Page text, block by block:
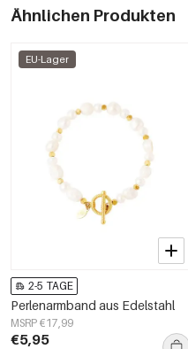
Ähnlichen Produkten
EU-Lager
2-5 TAGE
Perlenarmband aus Edelstahl
MSRP €17,99
€5,95